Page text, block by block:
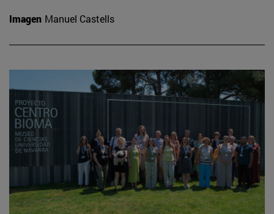
Imagen Manuel Castells